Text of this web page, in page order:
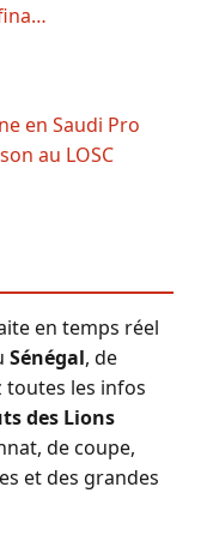
en Saudi Pro
au LOSC
en temps réel
Sénégal, de
toutes les infos
des Lions
de coupe,
et des grandes